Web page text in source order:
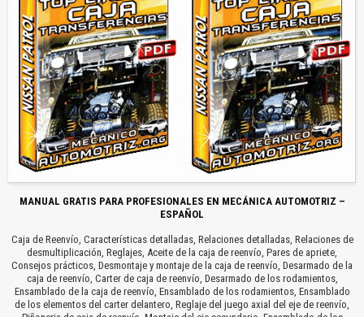
MANUAL GRATIS PARA PROFESIONALES EN MECÁNICA AUTOMOTRIZ –
ESPAÑOL
Caja de Reenvío, Características detalladas, Relaciones detalladas, Relaciones de
desmultiplicación, Reglajes, Aceite de la caja de reenvío, Pares de apriete,
Consejos prácticos, Desmontaje y montaje de la caja de reenvío, Desarmado de la
caja de reenvío, Carter de caja de reenvío, Desarmado de los rodamientos,
Ensamblado de la caja de reenvío, Ensamblado de los rodamientos, Ensamblado
de los elementos del carter delantero, Reglaje del juego axial del eje de reenvío,